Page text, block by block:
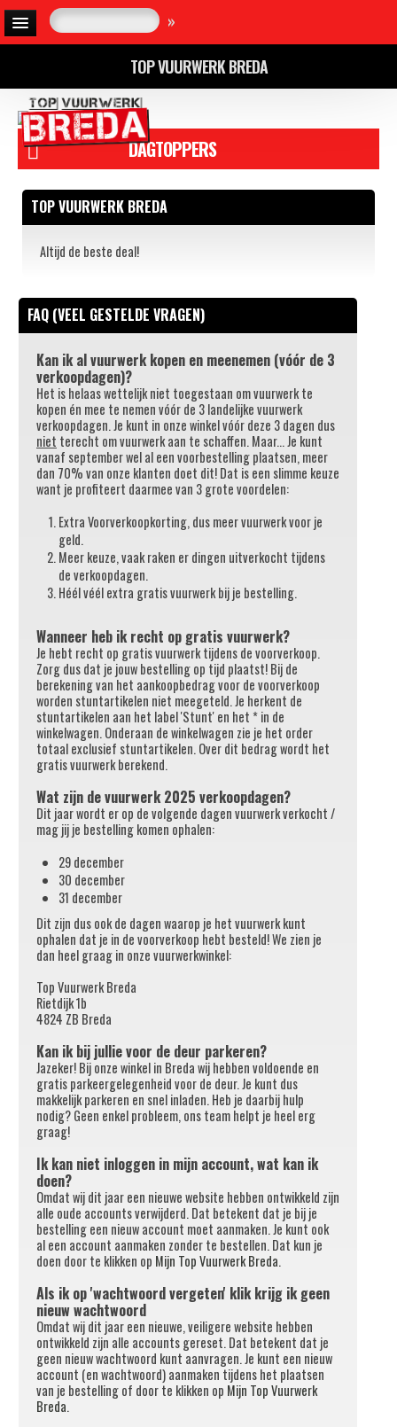
»
TOP VUURWERK BREDA
DAGTOPPERS
TOP VUURWERK BREDA
Altijd de beste deal!
FAQ (VEEL GESTELDE VRAGEN)
Kan ik al vuurwerk kopen en meenemen (vóór de 3
verkoopdagen)?
Het is helaas wettelijk niet toegestaan om vuurwerk te
kopen én mee te nemen vóór de 3 landelijke vuurwerk
verkoopdagen. Je kunt in onze winkel vóór deze 3 dagen dus
niet terecht om vuurwerk aan te schaffen. Maar... Je kunt
vanaf september wel al een voorbestelling plaatsen, meer
dan 70% van onze klanten doet dit! Dat is een slimme keuze
want je profiteert daarmee van 3 grote voordelen:
Extra Voorverkoopkorting, dus meer vuurwerk voor je
geld.
Meer keuze, vaak raken er dingen uitverkocht tijdens
de verkoopdagen.
Héél véél extra gratis vuurwerk bij je bestelling.
Wanneer heb ik recht op gratis vuurwerk?
Je hebt recht op gratis vuurwerk tijdens de voorverkoop.
Zorg dus dat je jouw bestelling op tijd plaatst! Bij de
berekening van het aankoopbedrag voor de voorverkoop
worden stuntartikelen niet meegeteld. Je herkent de
stuntartikelen aan het label 'Stunt' en het * in de
winkelwagen. Onderaan de winkelwagen zie je het order
totaal exclusief stuntartikelen. Over dit bedrag wordt het
gratis vuurwerk berekend.
Wat zijn de vuurwerk 2025 verkoopdagen?
Dit jaar wordt er op de volgende dagen vuurwerk verkocht /
mag jij je bestelling komen ophalen:
29 december
30 december
31 december
Dit zijn dus ook de dagen waarop je het vuurwerk kunt
ophalen dat je in de voorverkoop hebt besteld! We zien je
dan heel graag in onze vuurwerkwinkel:
Top Vuurwerk Breda
Rietdijk 1b
4824 ZB Breda
Kan ik bij jullie voor de deur parkeren?
Jazeker! Bij onze winkel in Breda wij hebben voldoende en
gratis parkeergelegenheid voor de deur. Je kunt dus
makkelijk parkeren en snel inladen. Heb je daarbij hulp
nodig? Geen enkel probleem, ons team helpt je heel erg
graag!
Ik kan niet inloggen in mijn account, wat kan ik
doen?
Omdat wij dit jaar een nieuwe website hebben ontwikkeld zijn
alle oude accounts verwijderd. Dat betekent dat je bij je
bestelling een nieuw account moet aanmaken. Je kunt ook
al een account aanmaken zonder te bestellen. Dat kun je
doen door te klikken op Mijn Top Vuurwerk Breda.
Als ik op 'wachtwoord vergeten' klik krijg ik geen
nieuw wachtwoord
Omdat wij dit jaar een nieuwe, veiligere website hebben
ontwikkeld zijn alle accounts gereset. Dat betekent dat je
geen nieuw wachtwoord kunt aanvragen. Je kunt een nieuw
account (en wachtwoord) aanmaken tijdens het plaatsen
van je bestelling of door te klikken op Mijn Top Vuurwerk
Breda.